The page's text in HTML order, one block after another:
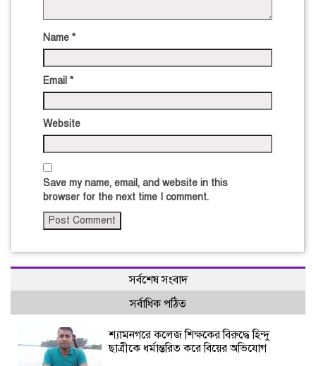
Name *
Email *
Website
Save my name, email, and website in this
browser for the next time I comment.
সর্বশেষ সংবাদ
সর্বাধিক পঠিত
শ্যামনগরে কলেজ শিক্ষকের বিরুদ্ধে হিন্দু
ছাত্রীকে ধর্মান্তরিত করে বিয়ের অভিযোগ